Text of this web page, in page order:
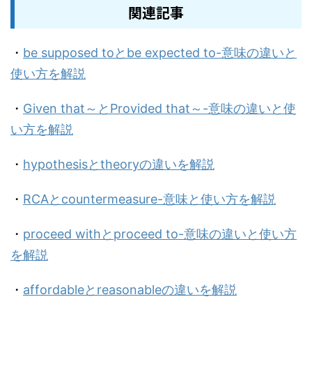
関連記事
・ be supposed toとbe expected to-意味の違いと
使い方を解説
・ Given that～とProvided that～-意味の違いと使
い方を解説
・ hypothesisとtheoryの違いを解説
・ RCAとcountermeasure-意味と使い方を解説
・ proceed withとproceed to-意味の違いと使い方
を解説
・ affordableとreasonableの違いを解説